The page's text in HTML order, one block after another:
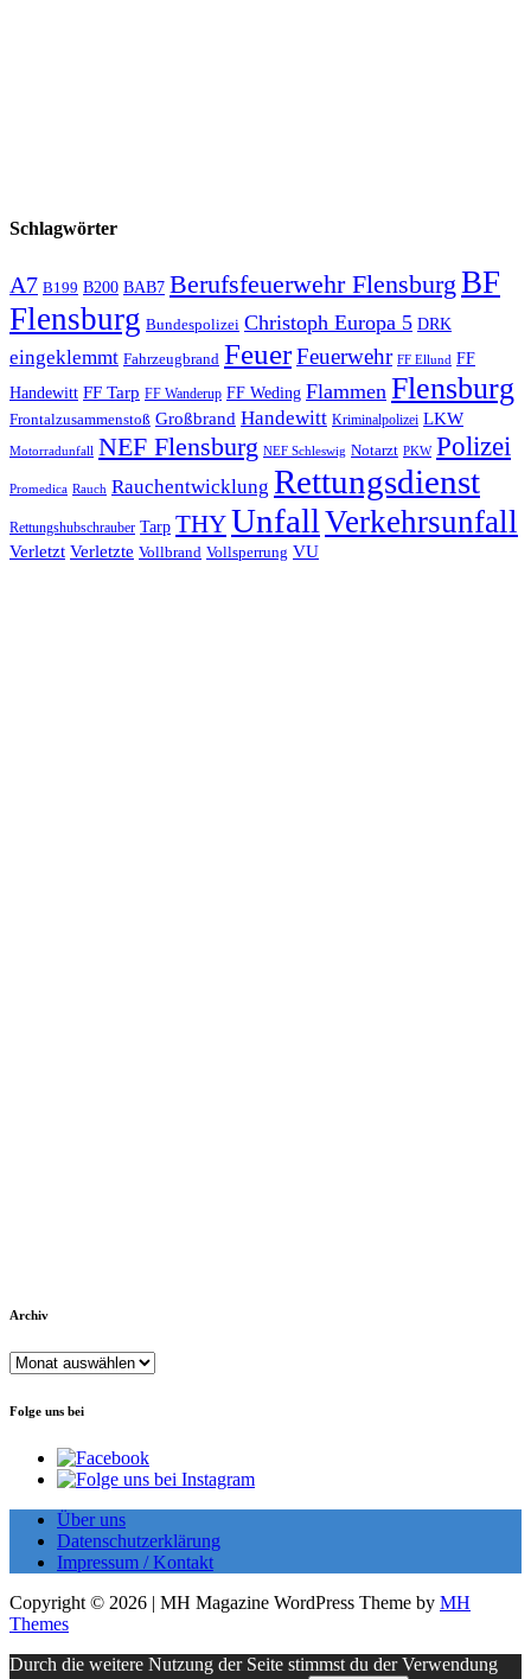
Schlagwörter
A7 B199 B200 BAB7 Berufsfeuerwehr Flensburg BF
Flensburg Bundespolizei Christoph Europa 5 DRK
eingeklemmt Fahrzeugbrand FeuerFeuerwehr FF Ellund FF
Handewitt FF Tarp FF Wanderup FF Weding Flammen Flensburg
Frontalzusammenstoß Großbrand Handewitt Kriminalpolizei LKW
Motorradunfall NEF Flensburg NEF Schleswig Notarzt PKW Polizei
Promedica Rauch Rauchentwicklung Rettungsdienst
Rettungshubschrauber Tarp THYUnfall Verkehrsunfall
Verletzt Verletzte Vollbrand Vollsperrung VU
Archiv
Archiv
Folge uns bei
Über uns
Datenschutzerklärung
Impressum / Kontakt
Copyright © 2026 | MH Magazine WordPress Theme by MH
Themes
Durch die weitere Nutzung der Seite stimmst du der Verwendung